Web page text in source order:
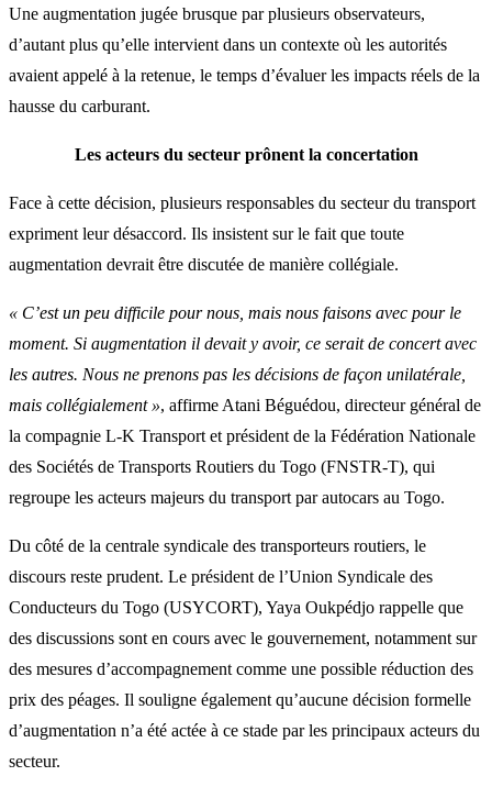
Une augmentation jugée brusque par plusieurs observateurs,
d’autant plus qu’elle intervient dans un contexte où les autorités
avaient appelé à la retenue, le temps d’évaluer les impacts réels de la
hausse du carburant.
Les acteurs du secteur prônent la concertation
Face à cette décision, plusieurs responsables du secteur du transport
expriment leur désaccord. Ils insistent sur le fait que toute
augmentation devrait être discutée de manière collégiale.
« C’est un peu difficile pour nous, mais nous faisons avec pour le
moment. Si augmentation il devait y avoir, ce serait de concert avec
les autres. Nous ne prenons pas les décisions de façon unilatérale,
mais collégialement », affirme Atani Béguédou, directeur général de
la compagnie L-K Transport et président de la Fédération Nationale
des Sociétés de Transports Routiers du Togo (FNSTR-T), qui
regroupe les acteurs majeurs du transport par autocars au Togo.
Du côté de la centrale syndicale des transporteurs routiers, le
discours reste prudent. Le président de l’Union Syndicale des
Conducteurs du Togo (USYCORT), Yaya Oukpédjo rappelle que
des discussions sont en cours avec le gouvernement, notamment sur
des mesures d’accompagnement comme une possible réduction des
prix des péages. Il souligne également qu’aucune décision formelle
d’augmentation n’a été actée à ce stade par les principaux acteurs du
secteur.